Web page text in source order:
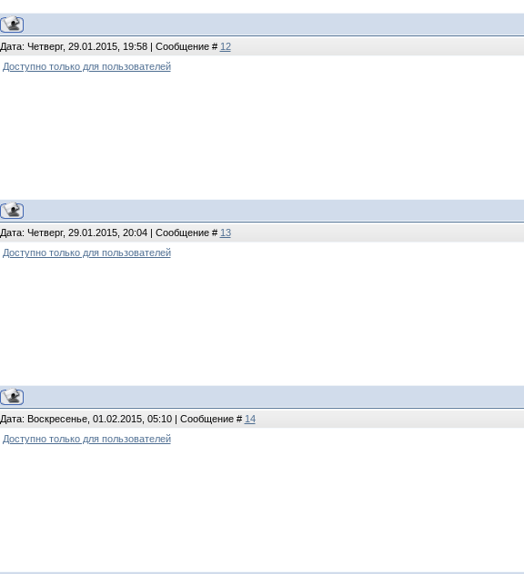
Дата: Четверг, 29.01.2015, 19:58 | Сообщение # 12
Доступно только для пользователей
Дата: Четверг, 29.01.2015, 20:04 | Сообщение # 13
Доступно только для пользователей
Дата: Воскресенье, 01.02.2015, 05:10 | Сообщение # 14
Доступно только для пользователей